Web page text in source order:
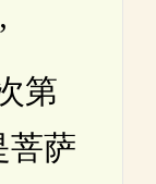
第
菩萨